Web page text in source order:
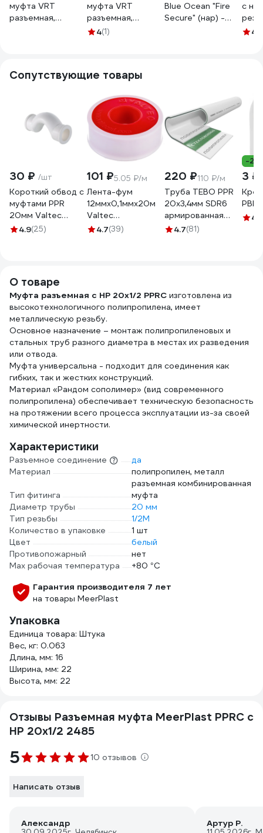
муфта VRT
разъемная,
муфта VRT
разъемная,
наружная, 20х1/2",
4(1)
Blue Ocean "Fire
Secure" (нар) -
с
ПП4.7
Сопутствующие товары
30 ₽ /шт
Короткий обвод с
муфтами PPR
20мм Valtec
VTp.776.S.020
4.9(25)
101 ₽5.05 ₽/м
Лента-фум
12ммх0,1ммх20м
Valtec
VT.PTFE.0.121020
4.7(39)
220 ₽110 ₽/м
Труба TEBO PPR
20х3,4мм SDR6
армированная
стекловолокном
4.7(81)
-
3 ₽
РВК
4.8
О товаре
Муфта разъемная с НР 20х1/2 PPRC изготовлена из
высокотехнологичного полипропилена, имеет
металлическую резьбу.
Основное назначение – монтаж полипропиленовых и
стальных труб разного диаметра в местах их разведения
или отвода.
Муфта универсальна - подходит для соединения как
гибких, так и жестких конструкций.
Материал «Рандом сополимер» (вид современного
полипропилена) обеспечивает техническую безопасность
на протяжении всего процесса эксплуатации из-за своей
химической инертности.
Характеристики
Разъемное соединение
да
Материал
полипропилен, металл
Тип фитинга
разъемная комбинированная
муфта
Диаметр трубы
20 мм
Тип резьбы
1/2M
Количество в упаковке
1 шт
Цвет
белый
Противопожарный
нет
Max рабочая температура
+80 °С
Гарантия производителя 7 лет
на товары MeerPlast
Упаковка
Единица товара: Штука
Вес, кг: 0.063
Длина, мм: 16
Ширина, мм: 22
Высота, мм: 22
Отзывы Разъемная муфта MeerPlast PPRC с
НР 20x1/2 2485
5 10 отзывов
Написать отзыв
Александр Артур Р.